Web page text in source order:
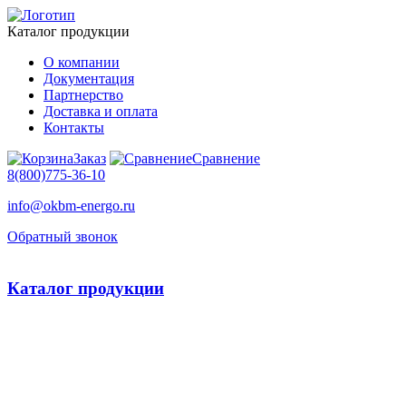
Каталог продукции
О компании
Документация
Партнерство
Доставка и оплата
Контакты
Заказ
Сравнение
8(800)775-36-10
info@okbm-energo.ru
Обратный звонок
Каталог продукции